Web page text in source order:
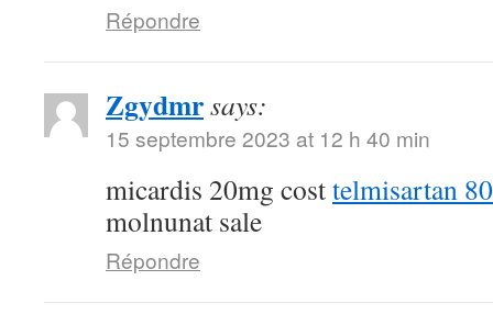
Répondre
Zgydmrsays:
15 septembre 2023 at 12 h 40 min
micardis 20mg costtelmisartan
molnunat sale
Répondre